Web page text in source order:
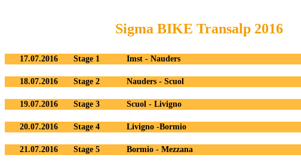
Sigma BIKE Transalp 2016
17.07.2016 Stage 1 Imst - Nauders
18.07.2016 Stage 2 Nauders - Scuol
19.07.2016 Stage 3 Scuol - Livigno
20.07.2016 Stage 4 Livigno -Bormio
21.07.2016 Stage 5 Bormio - Mezzana